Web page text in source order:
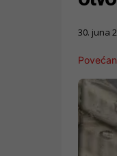
30. juna